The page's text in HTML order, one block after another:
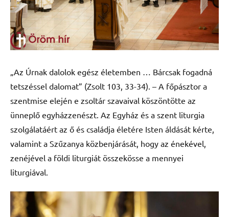
„Az Úrnak dalolok egész életemben … Bárcsak fogadná
tetszéssel dalomat” (Zsolt 103, 33-34). – A főpásztor a
szentmise elején e zsoltár szavaival köszöntötte az
ünneplő egyházzenészt. Az Egyház és a szent liturgia
szolgálatáért az ő és családja életére Isten áldását kérte,
valamint a Szűzanya közbenjárását, hogy az énekével,
zenéjével a földi liturgiát összekösse a mennyei
liturgiával.